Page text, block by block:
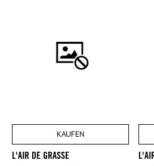
KAUFEN
L'AIR DE GRASSE